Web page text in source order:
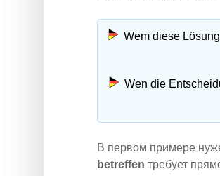
Wem diese
Wen die
В первом примере
betreffen требует